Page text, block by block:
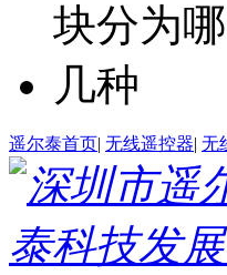
遥尔泰首页| 无线遥控器| 无